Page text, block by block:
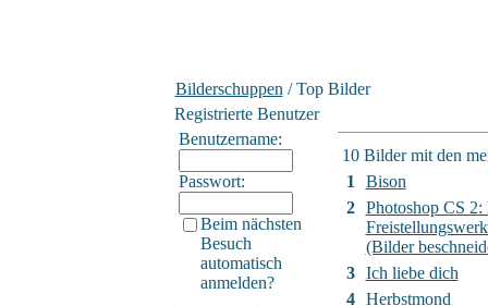
Bilderschuppen / Top Bilder
Registrierte Benutzer
Benutzername:
Passwort:
Beim nächsten
Besuch
automatisch
anmelden?
10 Bilder mit den
1
Bison
2
Photoshop CS 2:
(Bilder
3
Ich liebe dich
4
Herbstmond